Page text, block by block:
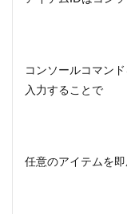
コンソールコマン
入力することで
任意のアイテムを